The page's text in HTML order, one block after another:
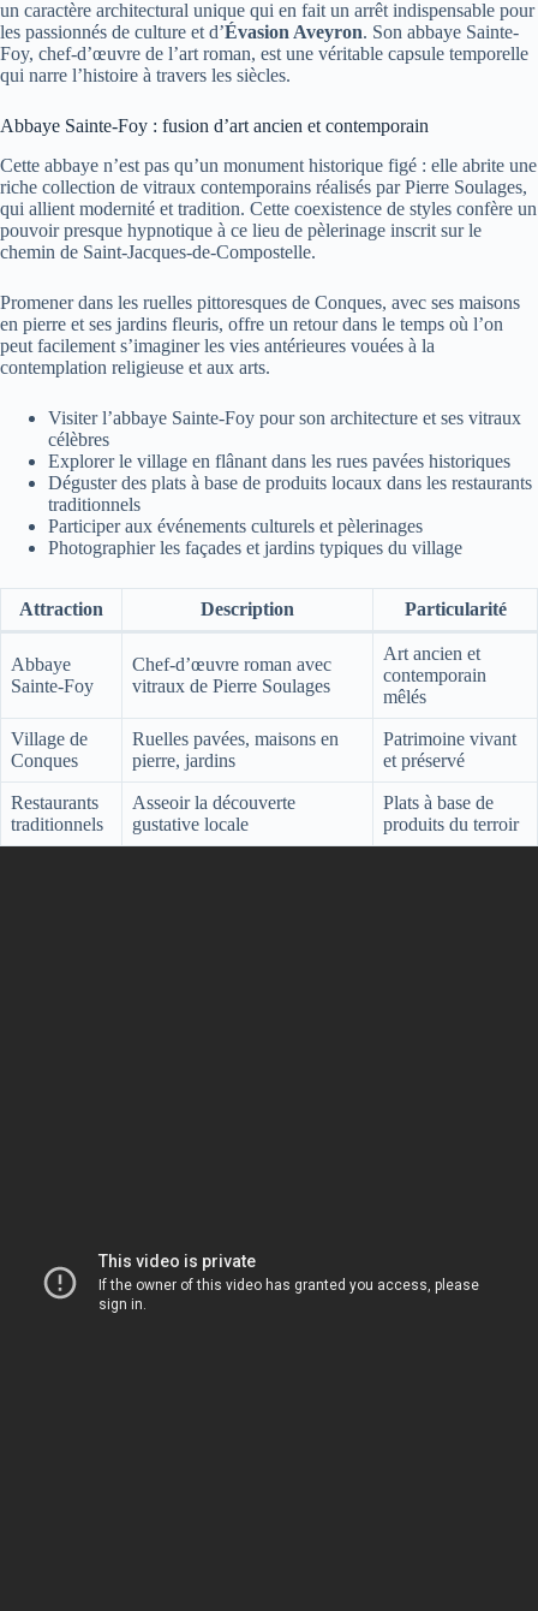
un caractère architectural unique qui en fait un arrêt indispensable pour
les passionnés de culture et d’Évasion Aveyron. Son abbaye Sainte-
Foy, chef-d’œuvre de l’art roman, est une véritable capsule temporelle
qui narre l’histoire à travers les siècles.
Abbaye Sainte-Foy : fusion d’art ancien et contemporain
Cette abbaye n’est pas qu’un monument historique figé : elle abrite une
riche collection de vitraux contemporains réalisés par Pierre Soulages,
qui allient modernité et tradition. Cette coexistence de styles confère un
pouvoir presque hypnotique à ce lieu de pèlerinage inscrit sur le
chemin de Saint-Jacques-de-Compostelle.
Promener dans les ruelles pittoresques de Conques, avec ses maisons
en pierre et ses jardins fleuris, offre un retour dans le temps où l’on
peut facilement s’imaginer les vies antérieures vouées à la
contemplation religieuse et aux arts.
Visiter l’abbaye Sainte-Foy pour son architecture et ses vitraux
célèbres
Explorer le village en flânant dans les rues pavées historiques
Déguster des plats à base de produits locaux dans les restaurants
traditionnels
Participer aux événements culturels et pèlerinages
Photographier les façades et jardins typiques du village
Attraction Description Particularité
Abbaye
Sainte-Foy
Chef-d’œuvre roman avec
vitraux de Pierre Soulages
Art ancien et
contemporain
mêlés
Village de
Conques
Ruelles pavées, maisons en
pierre, jardins
Patrimoine vivant
et préservé
Restaurants
traditionnels
Asseoir la découverte
gustative locale
Plats à base de
produits du terroir